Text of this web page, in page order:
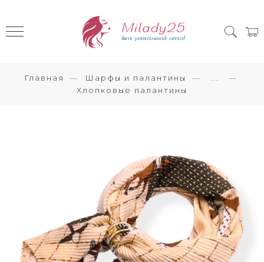
Главная Шарфы и палантины
Хлопковые палантины